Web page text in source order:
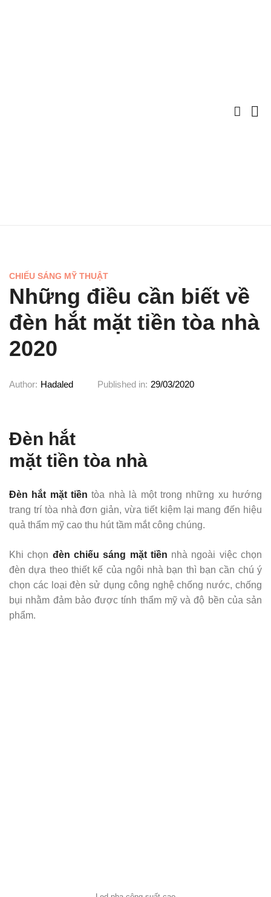
CHIẾU SÁNG MỸ THUẬT
Những điều cần biết về
đèn hắt mặt tiền tòa nhà
2020
Author: Hadaled Published in: 29/03/2020
Đèn hắt
mặt tiền tòa nhà
Đèn hắt mặt tiền tòa nhà là một trong những xu hướng
trang trí tòa nhà đơn giản, vừa tiết kiệm lại mang đến hiệu
quả thẩm mỹ cao thu hút tầm mắt công chúng.
Khi chọn đèn chiếu sáng mặt tiền nhà ngoài việc chọn
đèn dựa theo thiết kế của ngôi nhà bạn thì bạn cần chú ý
chọn các loại đèn sử dụng công nghệ chống nước, chống
bụi nhằm đảm bảo được tính thẩm mỹ và độ bền của sản
phẩm.